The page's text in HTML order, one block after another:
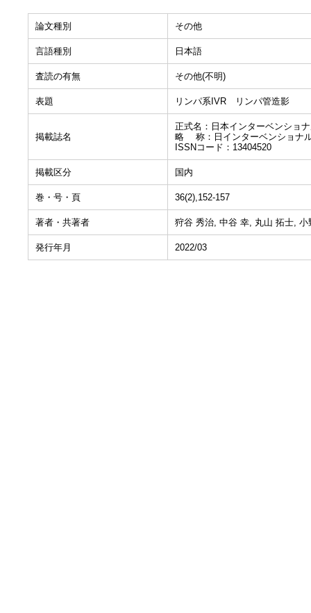
論文種別 その他
言語種別 日本語
査読の有無 その他(不明)
表題 リンパ系IVR リンパ管造影
掲載誌名
正式名：日本インターベンショ
略 称：日インターベンショナ
ISSNコード：13404520
掲載区分 国内
巻・号・頁 36(2),152-157
著者・共著者 狩谷 秀治, 中谷 幸, 丸山 拓士,
発行年月 2022/03